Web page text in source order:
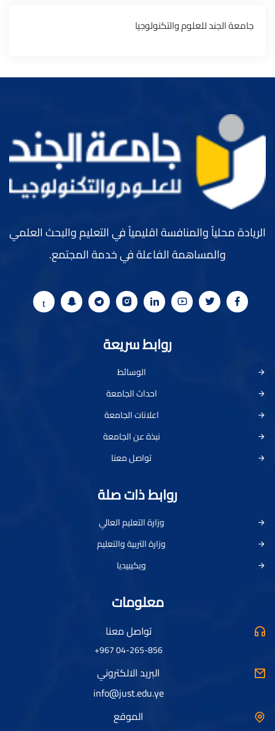
‏جامعة الجند للعلوم والتكنولوجيا‏
الريادة محلياً والمنافسة اقليمياً في التعليم والبحث العلمي
والمساهمة الفاعلة في خدمة المجتمع.
روابط سريعة
الوسائط
احداث الجامعة
اعلانات الجامعة
نبذة عن الجامعة
تواصل معنا
روابط ذات صلة
وزارة التعليم العالي
وزارة التربية والتعليم
ويكيبيديا
معلومات
تواصل معنا
04-265-856 967+
البريد الالكتروني
info@just.edu.ye
الموقع